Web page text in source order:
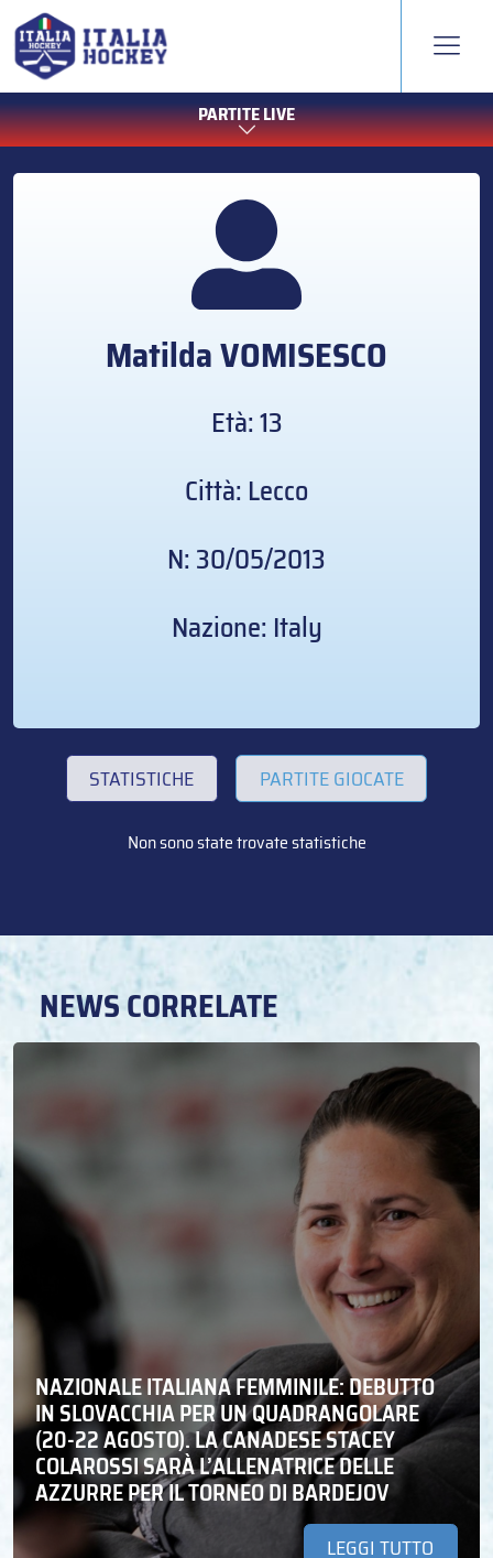
PARTITE LIVE
MatildaVOMISESCO
Età: 13
Città: Lecco
N: 30/05/2013
Nazione: Italy
STATISTICHE PARTITE GIOCATE
Non sono state trovate statistiche
NEWS CORRELATE
NAZIONALE ITALIANA FEMMINILE: DEBUTTO
IN SLOVACCHIA PER UN QUADRANGOLARE
(20-22 AGOSTO). LA CANADESE STACEY
COLAROSSI SARÀ L’ALLENATRICE DELLE
AZZURRE PER IL TORNEO DI BARDEJOV
LEGGI TUTTO